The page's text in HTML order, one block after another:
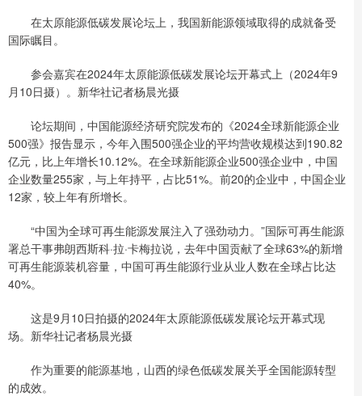
在太原能源低碳发展论坛上，我国新能源领域取得的成就备受
国际瞩目。
参会嘉宾在2024年太原能源低碳发展论坛开幕式上（2024年9
月10日摄）。新华社记者杨晨光摄
论坛期间，中国能源经济研究院发布的《2024全球新能源企业
500强》报告显示，今年入围500强企业的平均营收规模达到190.82
亿元，比上年增长10.12%。在全球新能源企业500强企业中，中国
企业数量255家，与上年持平，占比51%。前20的企业中，中国企业
12家，较上年有所增长。
“中国为全球可再生能源发展注入了强劲动力。”国际可再生能源
署总干事弗朗西斯科·拉·卡梅拉说，去年中国贡献了全球63%的新增
可再生能源装机容量，中国可再生能源行业从业人数在全球占比达
40%。
这是9月10日拍摄的2024年太原能源低碳发展论坛开幕式现
场。新华社记者杨晨光摄
作为重要的能源基地，山西的绿色低碳发展关乎全国能源转型
的成效。